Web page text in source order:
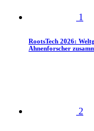
1
RootsTech 2026:
Ahnenforscher
2